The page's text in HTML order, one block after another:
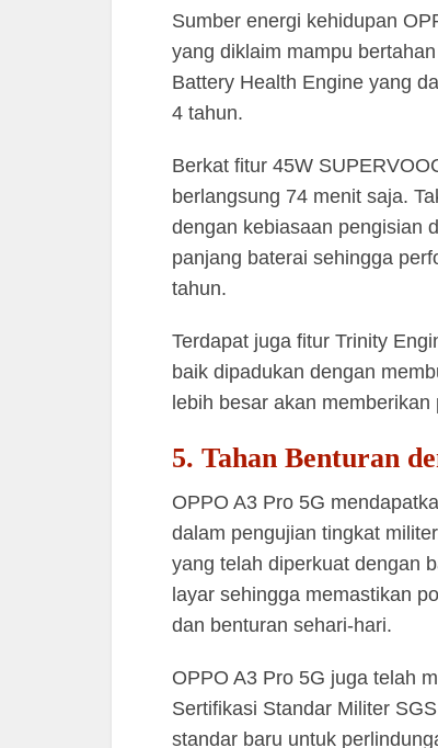
Sumber energi kehidupan
yang diklaim mampu
Battery Health Engine yang
4 tahun.
Berkat fitur 45W
berlangsung 74 menit saja.
dengan kebiasaan pengisian
panjang baterai sehingga
tahun.
Terdapat juga fitur Trinity
baik dipadukan dengan
lebih besar akan
5. Tahan Benturan
OPPO A3 Pro 5G
dalam pengujian tingkat
yang telah diperkuat dengan
layar sehingga memastikan
dan benturan sehari-hari.
OPPO A3 Pro 5G juga telah
Sertifikasi Standar Militer
standar baru untuk